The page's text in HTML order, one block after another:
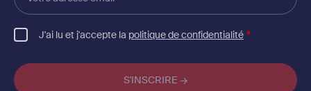
email
J'ai lu et j'accepte la politique de confidentialité